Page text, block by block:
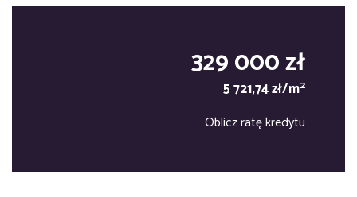
329 000 zł
5 721,74 zł/m2
Oblicz ratę kredytu